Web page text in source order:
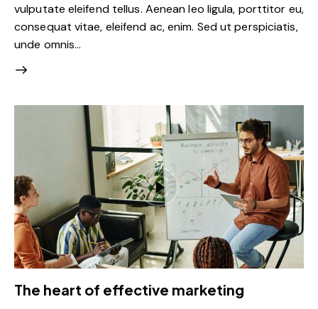
vulputate eleifend tellus. Aenean leo ligula, porttitor eu,
consequat vitae, eleifend ac, enim. Sed ut perspiciatis,
unde omnis…
The heart of effective marketing